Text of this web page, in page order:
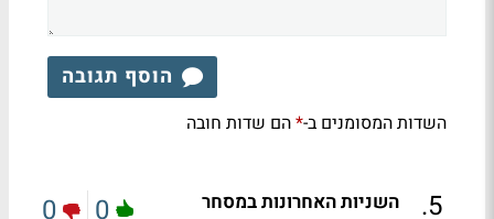
הוסף תגובה
השדות המסומנים ב-*הם שדות חובה
5
. השניות האחרונות במסחר 0
0